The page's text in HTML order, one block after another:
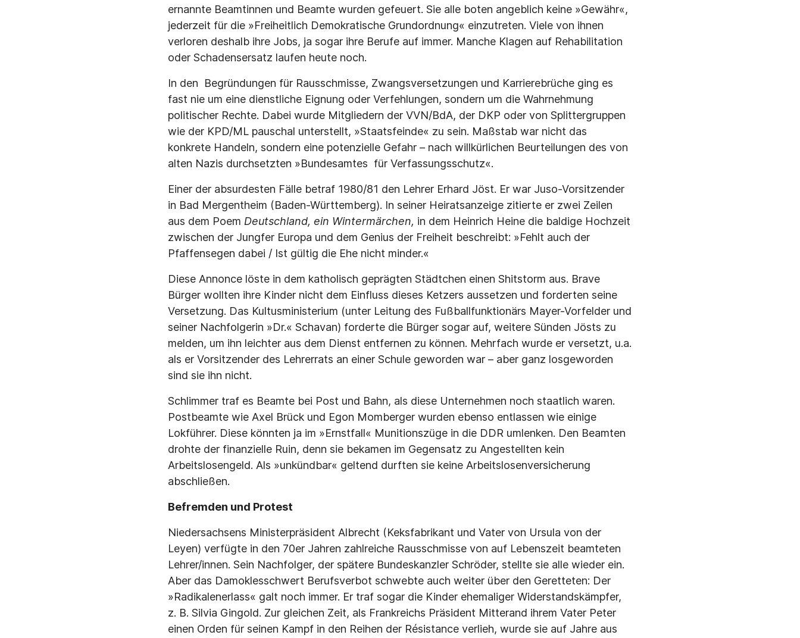
ernannte Beamtinnen und Beamte wurden gefeuert. Sie alle boten angeblich keine »Gewähr«,
jederzeit für die »Freiheitlich Demokratische Grundordnung« einzutreten. Viele von ihnen
verloren deshalb ihre Jobs, ja sogar ihre Berufe auf immer. Manche Klagen auf Rehabilitation
oder Schadensersatz laufen heute noch.
In den Begründungen für Rausschmisse, Zwangsversetzungen und Karrierebrüche ging es
fast nie um eine dienstliche Eignung oder Verfehlungen, sondern um die Wahrnehmung
politischer Rechte. Dabei wurde Mitgliedern der VVN/BdA, der DKP oder von Splittergruppen
wie der KPD/ML pauschal unterstellt, »Staatsfeinde« zu sein. Maßstab war nicht das
konkrete Handeln, sondern eine potenzielle Gefahr – nach willkürlichen Beurteilungen des von
alten Nazis durchsetzten »Bundesamtes für Verfassungsschutz«.
Einer der absurdesten Fälle betraf 1980/81 den Lehrer Erhard Jöst. Er war Juso-Vorsitzender
in Bad Mergentheim (Baden-Württemberg). In seiner Heiratsanzeige zitierte er zwei Zeilen
aus dem Poem Deutschland, ein Wintermärchen, in dem Heinrich Heine die baldige Hochzeit
zwischen der Jungfer Europa und dem Genius der Freiheit beschreibt: »Fehlt auch der
Pfaffensegen dabei / Ist gültig die Ehe nicht minder.«
Diese Annonce löste in dem katholisch geprägten Städtchen einen Shitstorm aus. Brave
Bürger wollten ihre Kinder nicht dem Einfluss dieses Ketzers aussetzen und forderten seine
Versetzung. Das Kultusministerium (unter Leitung des Fußballfunktionärs Mayer-Vorfelder und
seiner Nachfolgerin »Dr.« Schavan) forderte die Bürger sogar auf, weitere Sünden Jösts zu
melden, um ihn leichter aus dem Dienst entfernen zu können. Mehrfach wurde er versetzt, u.a.
als er Vorsitzender des Lehrerrats an einer Schule geworden war – aber ganz losgeworden
sind sie ihn nicht.
Schlimmer traf es Beamte bei Post und Bahn, als diese Unternehmen noch staatlich waren.
Postbeamte wie Axel Brück und Egon Momberger wurden ebenso entlassen wie einige
Lokführer. Diese könnten ja im »Ernstfall« Munitionszüge in die DDR umlenken. Den Beamten
drohte der finanzielle Ruin, denn sie bekamen im Gegensatz zu Angestellten kein
Arbeitslosengeld. Als »unkündbar« geltend durften sie keine Arbeitslosenversicherung
abschließen.
Befremden und Protest
Niedersachsens Ministerpräsident Albrecht (Keksfabrikant und Vater von Ursula von der
Leyen) verfügte in den 70er Jahren zahlreiche Rausschmisse von auf Lebenszeit beamteten
Lehrer/innen. Sein Nachfolger, der spätere Bundeskanzler Schröder, stellte sie alle wieder ein.
Aber das Damoklesschwert Berufsverbot schwebte auch weiter über den Geretteten: Der
»Radikalenerlass« galt noch immer. Er traf sogar die Kinder ehemaliger Widerstandskämpfer,
z. B. Silvia Gingold. Zur gleichen Zeit, als Frankreichs Präsident Mitterand ihrem Vater Peter
einen Orden für seinen Kampf in den Reihen der Résistance verlieh, wurde sie auf Jahre aus